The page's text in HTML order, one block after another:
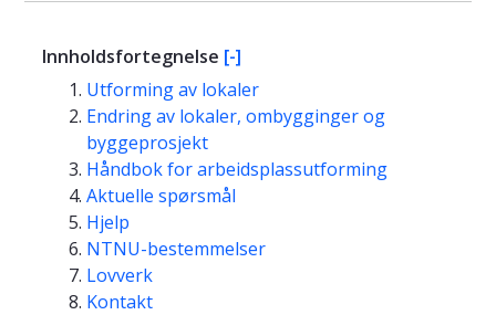
Innholdsfortegnelse [-]
Utforming av lokaler
Endring av lokaler, ombygginger og
byggeprosjekt
Håndbok for arbeidsplassutforming
Aktuelle spørsmål
Hjelp
NTNU-bestemmelser
Lovverk
Kontakt